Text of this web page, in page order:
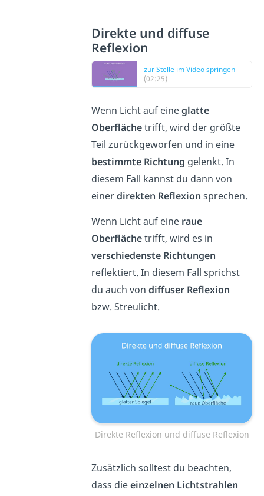
Direkte und diffuse
Reflexion
zur Stelle im Video springen
(02:25)
Wenn Licht auf eineglatte
Oberflächetrifft, wird der größte
Teil zurückgeworfen und in eine
bestimmte Richtung gelenkt. In
diesem Fall kannst du dann von
einerdirekten Reflexion sprechen.
Wenn Licht auf eine raue
Oberflächetrifft, wird es in
verschiedenste Richtungen
reflektiert. In diesem Fall sprichst
du auch vondiffuser Reflexion
bzw. Streulicht.
Direkte Reflexion und diffuse Reflexion
Zusätzlich solltest du beachten,
dass dieeinzelnen Lichtstrahlen